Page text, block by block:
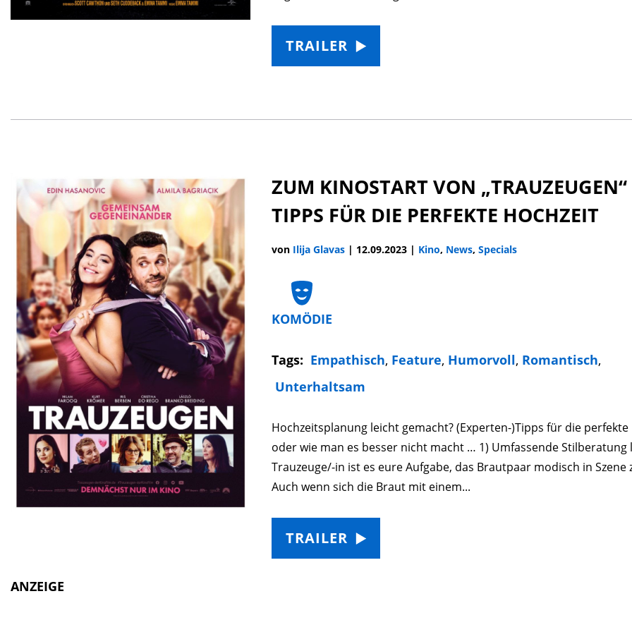
TRAILER
ZUM KINOSTART VON „TRAUZEUGEN“
TIPPS FÜR DIE PERFEKTE HOCHZEIT
von Ilija Glavas | 12.09.2023 | Kino, News, Specials
KOMÖDIE
Tags: Empathisch, Feature, Humorvoll, Romantisch,
Unterhaltsam
Hochzeitsplanung leicht gemacht? (Experten-)Tipps für die perfekte
oder wie man es besser nicht macht … 1) Umfassende Stilberatung
Trauzeuge/-in ist es eure Aufgabe, das Brautpaar modisch in Szene
Auch wenn sich die Braut mit einem...
TRAILER
ANZEIGE